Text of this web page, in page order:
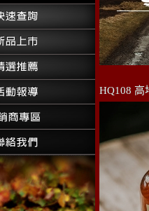
HQ108 高